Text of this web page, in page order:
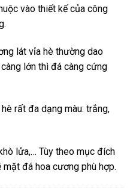
vào thiết kế của công
lát vỉa hè thường dao
lớn thì đá càng cứng
rất đa dạng màu: trắng,
lửa,… Tùy theo mục đích
đá hoa cương phù hợp.